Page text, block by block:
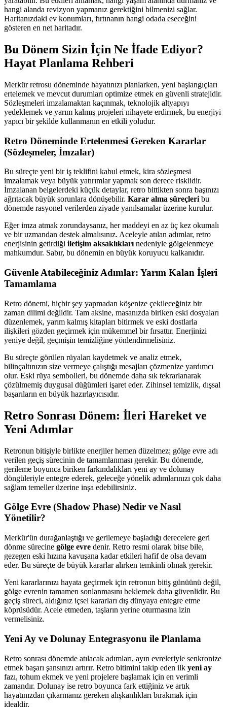
hangi alanda revizyon yapmanız gerektiğini bilmenizi sağlar.
Haritanızdaki ev konumları, fırtınanın hangi odada eseceğini
gösteren en net haritadır.
Bu Dönem Sizin İçin Ne İfade Ediyor?
Hayat Planlama Rehberi
Merkür retrosu döneminde hayatınızı planlarken, yeni başlangıçları
ertelemek ve mevcut durumları optimize etmek en güvenli stratejidir.
Sözleşmeleri imzalamaktan kaçınmak, teknolojik altyapıyı
yedeklemek ve yarım kalmış projeleri nihayete erdirmek, bu enerjiyi
yapıcı bir şekilde kullanmanın en etkili yoludur.
Retro Döneminde Ertelenmesi Gereken Kararlar
(Sözleşmeler, İmzalar)
Bu süreçte yeni bir iş teklifini kabul etmek, kira sözleşmesi
imzalamak veya büyük yatırımlar yapmak son derece risklidir.
İmzalanan belgelerdeki küçük detaylar, retro bittikten sonra başınızı
ağrıtacak büyük sorunlara dönüşebilir. Karar alma süreçleri bu
dönemde rasyonel verilerden ziyade yanılsamalar üzerine kurulur.
Eğer imza atmak zorundaysanız, her maddeyi en az üç kez okumalı
ve bir uzmandan destek almalısınız. Aceleyle atılan adımlar, retro
enerjisinin getirdiği iletişim aksaklıkları nedeniyle gölgelenmeye
mahkumdur. Sabır, bu dönemin en büyük koruyucu kalkanıdır.
Güvenle Atabileceğiniz Adımlar: Yarım Kalan İşleri
Tamamlama
Retro dönemi, hiçbir şey yapmadan köşenize çekileceğiniz bir
zaman dilimi değildir. Tam aksine, masanızda biriken eski dosyaları
düzenlemek, yarım kalmış kitapları bitirmek ve eski dostlarla
ilişkileri gözden geçirmek için mükemmel bir fırsattır. Enerjinizi
yeniye değil, geçmişin temizliğine yönlendirmelisiniz.
Bu süreçte görülen rüyaları kaydetmek ve analiz etmek,
bilinçaltınızın size vermeye çalıştığı mesajları çözmenize yardımcı
olur. Eski rüya sembolleri, bu dönemde daha sık tekrarlanarak
çözülmemiş duygusal düğümleri işaret eder. Zihinsel temizlik, dışsal
başarıların en büyük hazırlayıcısıdır.
Retro Sonrası Dönem: İleri Hareket ve
Yeni Adımlar
Retronun bitişiyle birlikte enerjiler hemen düzelmez; gölge evre adı
verilen geçiş sürecinin de tamamlanması gerekir. Bu dönemde,
gerileme boyunca biriken farkındalıkları yeni ay ve dolunay
döngüleriyle entegre ederek, geleceğe yönelik adımlarınızı çok daha
sağlam temeller üzerine inşa edebilirsiniz.
Gölge Evre (Shadow Phase) Nedir ve Nasıl
Yönetilir?
Merkür'ün durağanlaştığı ve gerilemeye başladığı derecelere geri
dönme sürecine gölge evre denir. Retro resmi olarak bitse bile,
gezegen eski hızına kavuşana kadar etkileri hafif de olsa devam
eder. Bu süreçte de büyük kararlar alırken temkinli olmak gerekir.
Yeni kararlarınızı hayata geçirmek için retronun bitiş günüünü değil,
gölge evrenin tamamen sonlanmasını beklemek daha güvenlidir. Bu
geçiş süreci, aldığınız içsel kararları dış dünyaya entegre etme
köprüsüdür. Acele etmeden, taşların yerine oturmasına izin
vermelisiniz.
Yeni Ay ve Dolunay Entegrasyonu ile Planlama
Retro sonrası dönemde atılacak adımları, ayın evreleriyle senkronize
etmek başarı şansınızı artırır. Retro bitimini takip eden ilk yeni ay
fazı, tohum ekmek ve yeni projelere başlamak için en verimli
zamandır. Dolunay ise retro boyunca fark ettiğiniz ve artık
hayatınızdan çıkarmanız gereken alışkanlıkları bırakmak için
idealdir.